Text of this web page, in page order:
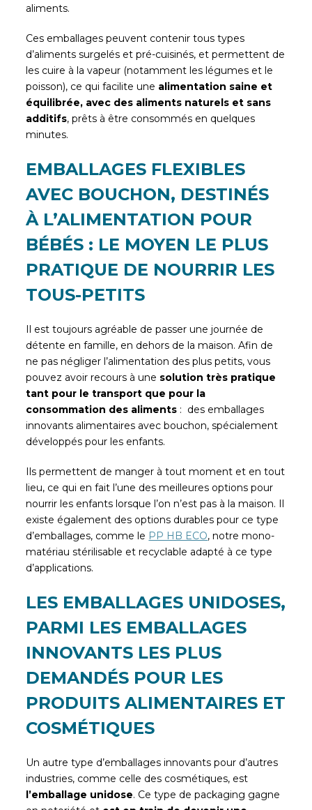
aliments.
Ces emballages peuvent contenir tous types
d’aliments surgelés et pré-cuisinés, et permettent de
les cuire à la vapeur (notamment les légumes et le
poisson), ce qui facilite une alimentation saine et
équilibrée, avec des aliments naturels et sans
additifs, prêts à être consommés en quelques
minutes.
EMBALLAGES FLEXIBLES
AVEC BOUCHON, DESTINÉS
À L’ALIMENTATION POUR
BÉBÉS : LE MOYEN LE PLUS
PRATIQUE DE NOURRIR LES
TOUS-PETITS
Il est toujours agréable de passer une journée de
détente en famille, en dehors de la maison. Afin de
ne pas négliger l’alimentation des plus petits, vous
pouvez avoir recours à une solution très pratique
tant pour le transport que pour la
consommation des aliments : des emballages
innovants alimentaires avec bouchon, spécialement
développés pour les enfants.
Ils permettent de manger à tout moment et en tout
lieu, ce qui en fait l’une des meilleures options pour
nourrir les enfants lorsque l’on n’est pas à la maison. Il
existe également des options durables pour ce type
d’emballages, comme le PP HB ECO, notre mono-
matériau stérilisable et recyclable adapté à ce type
d’applications.
LES EMBALLAGES UNIDOSES,
PARMI LES EMBALLAGES
INNOVANTS LES PLUS
DEMANDÉS POUR LES
PRODUITS ALIMENTAIRES ET
COSMÉTIQUES
Un autre type d’emballages innovants pour d’autres
industries, comme celle des cosmétiques, est
l’emballage unidose. Ce type de packaging gagne